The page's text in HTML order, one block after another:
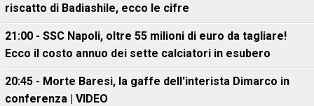
riscatto di Badiashile, ecco le cifre
21:00 - SSC Napoli, oltre 55 milioni di euro da tagliare!
Ecco il costo annuo dei sette calciatori in esubero
20:45 - Morte Baresi, la gaffe dell'interista Dimarco in
conferenza | VIDEO